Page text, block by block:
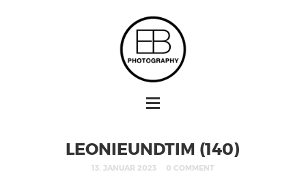
LEONIEUNDTIM (140)
13. JANUAR 2023 0 COMMENT